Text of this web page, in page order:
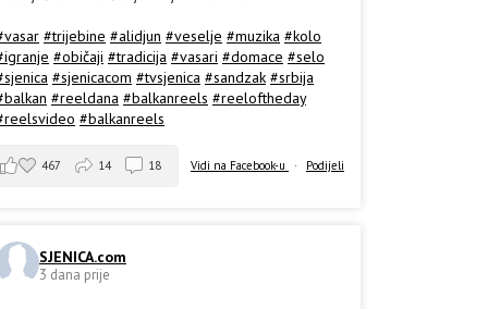
#trijebine #alidjun #veselje #muzika #kolo
#običaji #tradicija #vasari #domace #selo
#sjenicacom #tvsjenica #sandzak #srbija
#reeldana #balkanreels #reeloftheday
#balkanreels
Vidi na Facebook-u · Podijeli
467 14 18
SJENICA.com
3 dana prije